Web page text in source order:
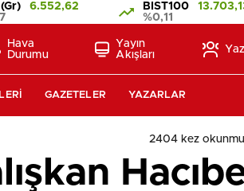
6.552,62
BIST100
%0,11
Hava
Durumu
Yayın
Akışları
GAZETELER YAZARLAR
2404 kez